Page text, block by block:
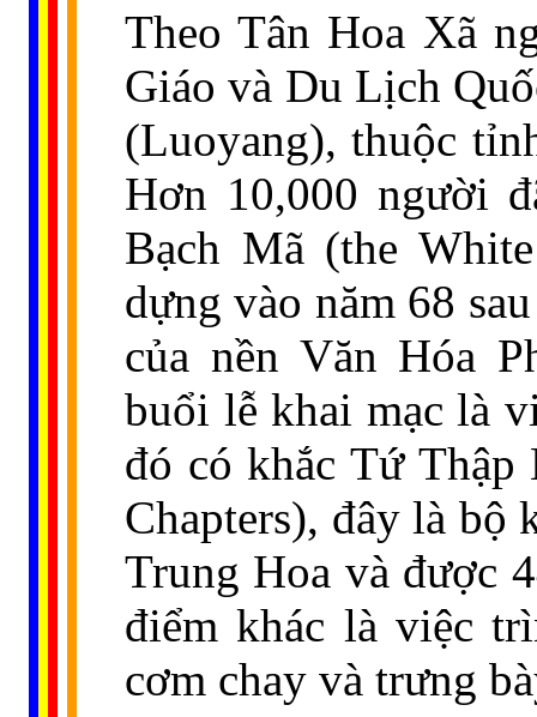
Theo Tân Hoa Xã
Giáo và Du Lịch
(Luoyang), thuộc
Hơn 10,000 người
Bạch Mã (the
dựng vào năm 68
của nền Văn Hóa
buổi lễ khai mạc là
đó có khắc Tứ
Chapters), đây là bộ
Trung Hoa và được
điểm khác là việc
cơm chay và trưng